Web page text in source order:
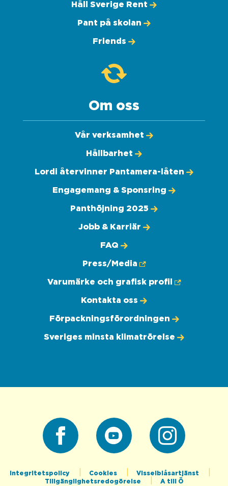
Håll Sverige Rent
Pant på skolan
Friends
Om oss
Vår verksamhet
Hållbarhet
Lordi återvinner Pantamera-låten
Engagemang & Sponsring
Panthöjning 2025
Jobb & Karriär
FAQ
Press/Media
Varumärke och grafisk profil
Kontakta oss
Förpackningsförordningen
Sveriges minsta klimatrörelse
Integritetspolicy Cookies
Visselblåsartjänst
Tillgänglighetsredogörelse
A till Ö